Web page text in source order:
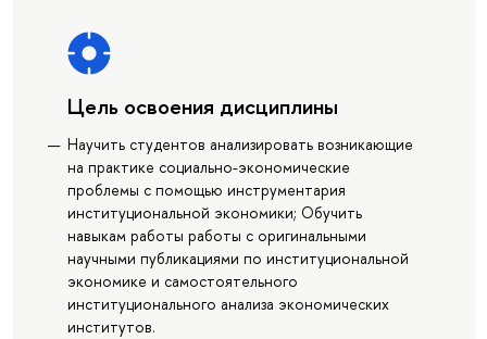
Цель освоения дисциплины
Научить студентов анализировать возникающие
на практике социально-экономические
проблемы с помощью инструментария
институциональной экономики; Обучить
навыкам работы работы с оригинальными
научными публикациями по институциональной
экономике и самостоятельного
институционального анализа экономических
институтов.